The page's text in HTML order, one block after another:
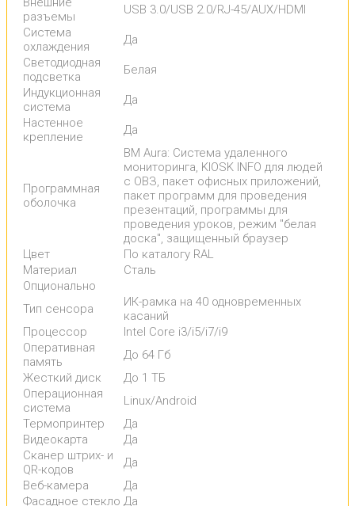
разъемы
USB 3.0/USB 2.0/RJ-45/AUX/HDMI
Система
охлаждения
Да
Светодиодная
подсветка
Белая
Индукционная
система
Да
Настенное
крепление
Да
Программная
оболочка
BM Aura: Система удаленного
мониторинга, KIOSK INFO для людей
с ОВЗ, пакет офисных приложений,
пакет программ для проведения
презентаций, программы для
проведения уроков, режим "белая
доска", защищенный браузер
Цвет
По каталогу RAL
Материал
Сталь
Опционально
Тип сенсора
ИК-рамка на 40 одновременных
касаний
Процессор
Intel Core i3/i5/i7/i9
Оперативная
память
До 64 Гб
Жесткий диск
До 1 ТБ
Операционная
система
Linux/Android
Термопринтер
Да
Видеокарта
Да
Сканер штрих- и
QR-кодов
Да
Веб-камера
Да
Фасадное стекло Да